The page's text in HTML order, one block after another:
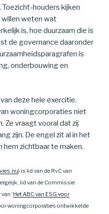
Toezicht-houders kijken
weten wat
is, hoe duurzaam die is
de governance daaronder
is
onderbouwing en
deze hele exercitie.
woningcorporaties niet
Ze vraagt vooral dat zij
zijn. De engel zit al in het
hem zichtbaar te maken.
) is lid van de RvC van
lid van de Commissie
‘Het ABC van ESG voor
woningcorporaties ontwikkelde